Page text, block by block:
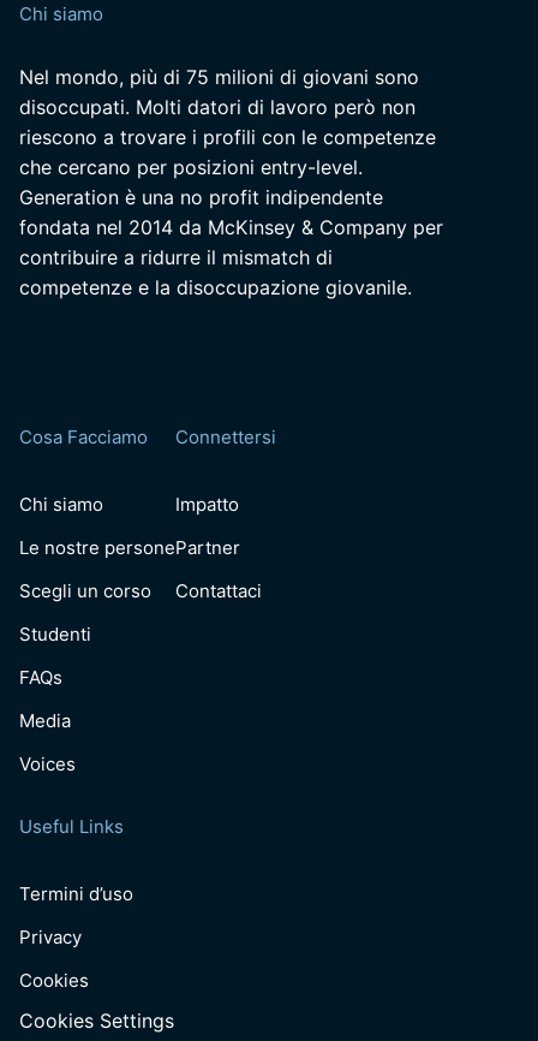
Chi siamo
Nel mondo, più di 75 milioni di giovani sono
disoccupati. Molti datori di lavoro però non
riescono a trovare i profili con le competenze
che cercano per posizioni entry-level.
Generation è una no profit indipendente
fondata nel 2014 da McKinsey & Company per
contribuire a ridurre il mismatch di
competenze e la disoccupazione giovanile.
Cosa Facciamo
Chi siamo
Le nostre persone
Scegli un corso
Studenti
FAQs
Media
Voices
Connettersi
Impatto
Partner
Contattaci
Useful Links
Termini d’uso
Privacy
Cookies
Cookies Settings